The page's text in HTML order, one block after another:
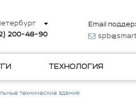
200-48-90
Email
ТЕХНОЛОГИЯ
технические здания